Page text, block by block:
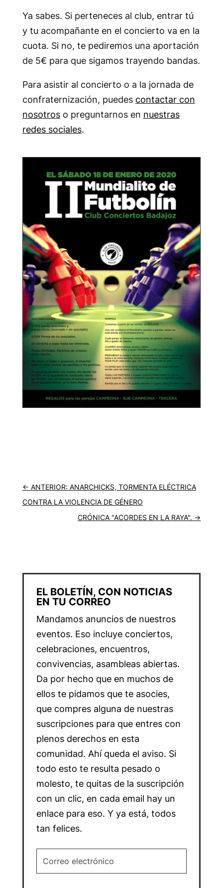
Ya sabes. Si perteneces al club, entrar tú
y tu acompañante en el concierto va en la
cuota. Si no, te pediremos una aportación
de 5€ para que sigamos trayendo bandas.
Para asistir al concierto o a la jornada de
confraternización, puedes contactar con
nosotroso preguntarnos en nuestras
redes sociales.
← ANTERIOR: ANARCHICKS, TORMENTA ELÉCTRICA
CONTRA LA VIOLENCIA DE GÉNERO
CRÓNICA "ACORDES EN LA RAYA". →
EL BOLETÍN, CON NOTICIAS
EN TU CORREO
Mandamos anuncios de nuestros
eventos. Eso incluye conciertos,
celebraciones, encuentros,
convivencias, asambleas abiertas.
Da por hecho que en muchos de
ellos te pidamos que te asocies,
que compres alguna de nuestras
suscripciones para que entres con
plenos derechos en esta
comunidad. Ahí queda el aviso. Si
todo esto te resulta pesado o
molesto, te quitas de la suscripción
con un clic, en cada email hay un
enlace para eso. Y ya está, todos
tan felices.